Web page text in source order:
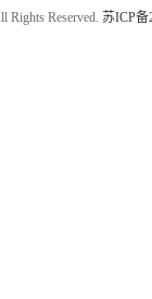
Reserved. 苏ICP备